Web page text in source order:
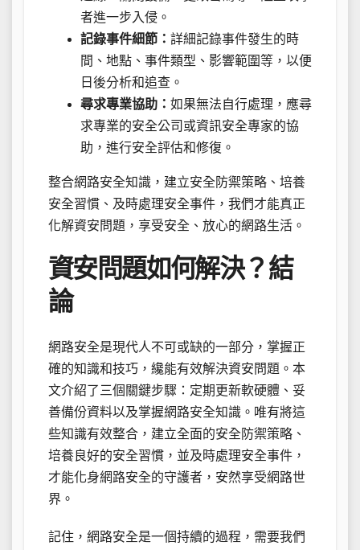
者進一步入侵。
記錄事件細節： 詳細記錄事件發生的時
間、地點、事件類型、影響範圍等，以便
日後分析和追查。
尋求專業協助： 如果無法自行處理，應尋
求專業的安全公司或資訊安全專家的協
助，進行安全評估和修復。
整合網路安全知識，建立安全防禦策略、培養
安全習慣、及時處理安全事件，我們才能真正
化解資安問題，享受安全、放心的網路生活。
資安問題如何解決？結
論
網路安全是現代人不可或缺的一部分，掌握正
確的知識和技巧，纔能有效解決資安問題。本
文介紹了三個關鍵步驟：定期更新軟硬體、妥
善備份資料以及掌握網路安全知識。唯有將這
些知識有效整合，建立全面的安全防禦策略、
培養良好的安全習慣，並及時處理安全事件，
才能化身網路安全的守護者，安然享受網路世
界。
記住，網路安全是一個持續的過程，需要我們